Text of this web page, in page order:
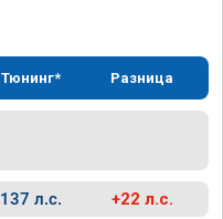
Тюнинг* Разница
137 л.с. +22 л.с.